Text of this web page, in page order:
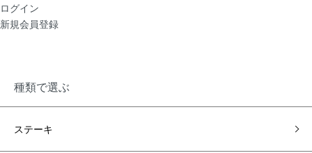
ログイン
新規会員登録
種類で選ぶ
ステーキ